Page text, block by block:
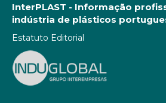
InterPLAST - Informação
indústria de plásticos
Estatuto Editorial